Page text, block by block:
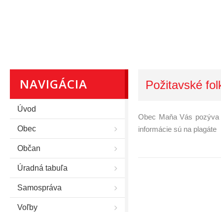
NAVIGÁCIA
Úvod
Obec
Občan
Úradná tabuľa
Samospráva
Voľby
Požitavské
Obec Maňa Vás
informácie sú na plagáte